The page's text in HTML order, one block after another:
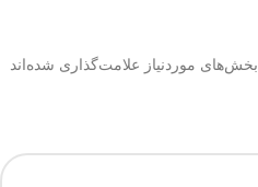
بخش‌های موردنیاز علامت‌گذاری شده‌اند